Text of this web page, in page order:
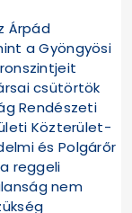
Árpád
a Gyöngyösi
csütörtök
Rendészeti
Közterület-
és Polgárőr
reggeli
nem